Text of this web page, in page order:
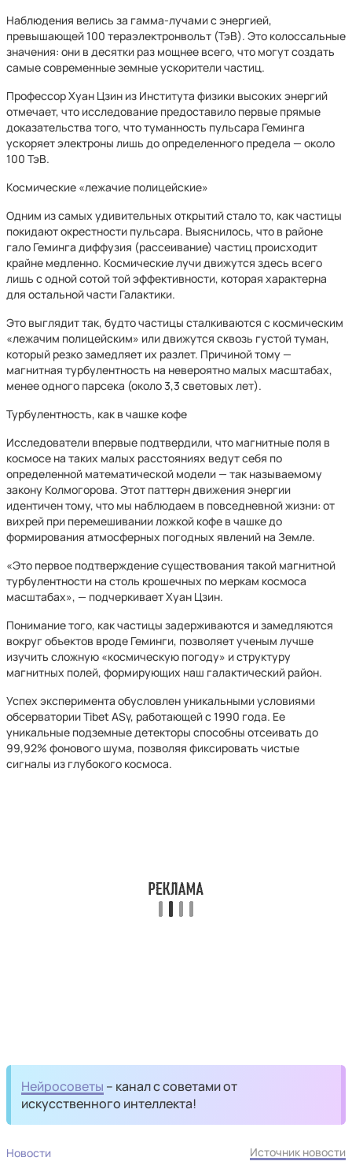
Наблюдения велись за гамма-лучами с энергией,
превышающей 100 тераэлектронвольт (ТэВ). Это колоссальные
значения: они в десятки раз мощнее всего, что могут создать
самые современные земные ускорители частиц.
Профессор Хуан Цзин из Института физики высоких энергий
отмечает, что исследование предоставило первые прямые
доказательства того, что туманность пульсара Геминга
ускоряет электроны лишь до определенного предела — около
100 ТэВ.
Космические «лежачие полицейские»
Одним из самых удивительных открытий стало то, как частицы
покидают окрестности пульсара. Выяснилось, что в районе
гало Геминга диффузия (рассеивание) частиц происходит
крайне медленно. Космические лучи движутся здесь всего
лишь с одной сотой той эффективности, которая характерна
для остальной части Галактики.
Это выглядит так, будто частицы сталкиваются с космическим
«лежачим полицейским» или движутся сквозь густой туман,
который резко замедляет их разлет. Причиной тому —
магнитная турбулентность на невероятно малых масштабах,
менее одного парсека (около 3,3 световых лет).
Турбулентность, как в чашке кофе
Исследователи впервые подтвердили, что магнитные поля в
космосе на таких малых расстояниях ведут себя по
определенной математической модели — так называемому
закону Колмогорова. Этот паттерн движения энергии
идентичен тому, что мы наблюдаем в повседневной жизни: от
вихрей при перемешивании ложкой кофе в чашке до
формирования атмосферных погодных явлений на Земле.
«Это первое подтверждение существования такой магнитной
турбулентности на столь крошечных по меркам космоса
масштабах», — подчеркивает Хуан Цзин.
Понимание того, как частицы задерживаются и замедляются
вокруг объектов вроде Геминги, позволяет ученым лучше
изучить сложную «космическую погоду» и структуру
магнитных полей, формирующих наш галактический район.
Успех эксперимента обусловлен уникальными условиями
обсерватории Tibet ASγ, работающей с 1990 года. Ее
уникальные подземные детекторы способны отсеивать до
99,92% фонового шума, позволяя фиксировать чистые
сигналы из глубокого космоса.
Нейросоветы – канал с советами от
искусственного интеллекта!
Новости Источник новости